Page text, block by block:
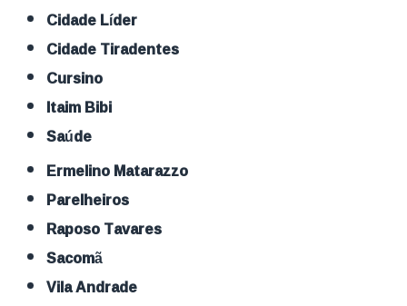
Cidade Líder
Cidade Tiradentes
Cursino
Itaim Bibi
Saúde
Ermelino Matarazzo
Parelheiros
Raposo Tavares
Sacomã
Vila Andrade